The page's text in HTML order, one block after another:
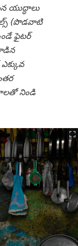
యుద్ధాలు
(పొడవాటి
ఫైటర్
నిండి